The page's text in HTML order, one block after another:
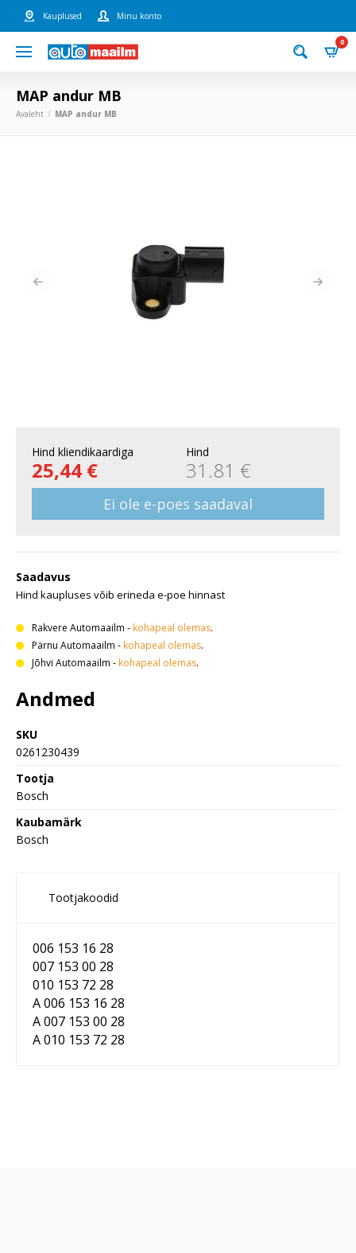
Kauplused Minu konto
0
MAP andur MB
Avaleht MAP andur MB
Hind kliendikaardiga
25,44 €
Hind
31.81 €
Ei ole e-poes saadaval
Saadavus
Hind kaupluses võib erineda e-poe hinnast
Rakvere Automaailm - kohapeal olemas.
Pärnu Automaailm - kohapeal olemas.
Jõhvi Automaailm - kohapeal olemas.
Andmed
SKU
0261230439
Tootja
Bosch
Kaubamärk
Bosch
Tootjakoodid
006 153 16 28
007 153 00 28
010 153 72 28
A 006 153 16 28
A 007 153 00 28
A 010 153 72 28